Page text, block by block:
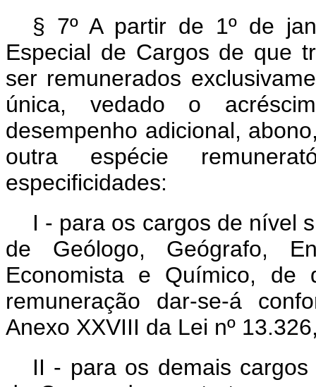
§ 7º A partir de 1º de
Especial de Cargos de que
ser remunerados
única, vedado o
desempenho adicional,
outra espécie
especificidades:
I - para os cargos de nível
de Geólogo, Geógrafo,
Economista e Químico,
remuneração dar-se-á
Anexo XXVIII da Lei nº
II - para os demais